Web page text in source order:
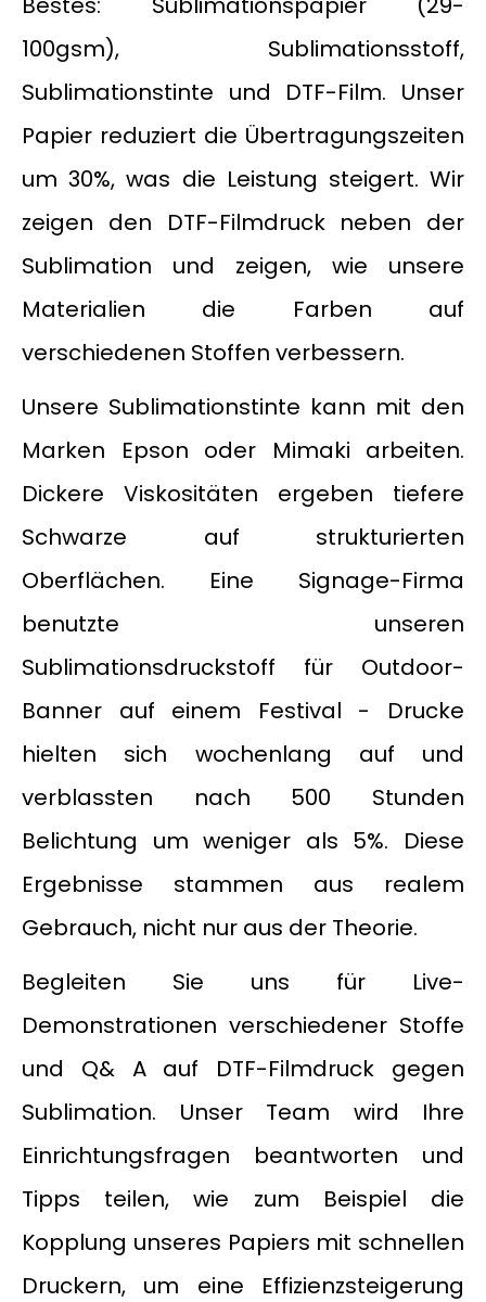
100gsm), Sublimationsstoff,
Sublimationstinte und DTF-Film. Unser
Papier reduziert die Übertragungszeiten
um 30%, was die Leistung steigert. Wir
zeigen den DTF-Filmdruck neben der
Sublimation und zeigen, wie unsere
Materialien die Farben auf
verschiedenen Stoffen verbessern.
Unsere Sublimationstinte kann mit den
Marken Epson oder Mimaki arbeiten.
Dickere Viskositäten ergeben tiefere
Schwarze auf strukturierten
Oberflächen. Eine Signage-Firma
benutzte unseren
Sublimationsdruckstoff für Outdoor-
Banner auf einem Festival - Drucke
hielten sich wochenlang auf und
verblassten nach 500 Stunden
Belichtung um weniger als 5%. Diese
Ergebnisse stammen aus realem
Gebrauch, nicht nur aus der Theorie.
Begleiten Sie uns für Live-
Demonstrationen verschiedener Stoffe
und Q& A auf DTF-Filmdruck gegen
Sublimation. Unser Team wird Ihre
Einrichtungsfragen beantworten und
Tipps teilen, wie zum Beispiel die
Kopplung unseres Papiers mit schnellen
Druckern, um eine Effizienzsteigerung